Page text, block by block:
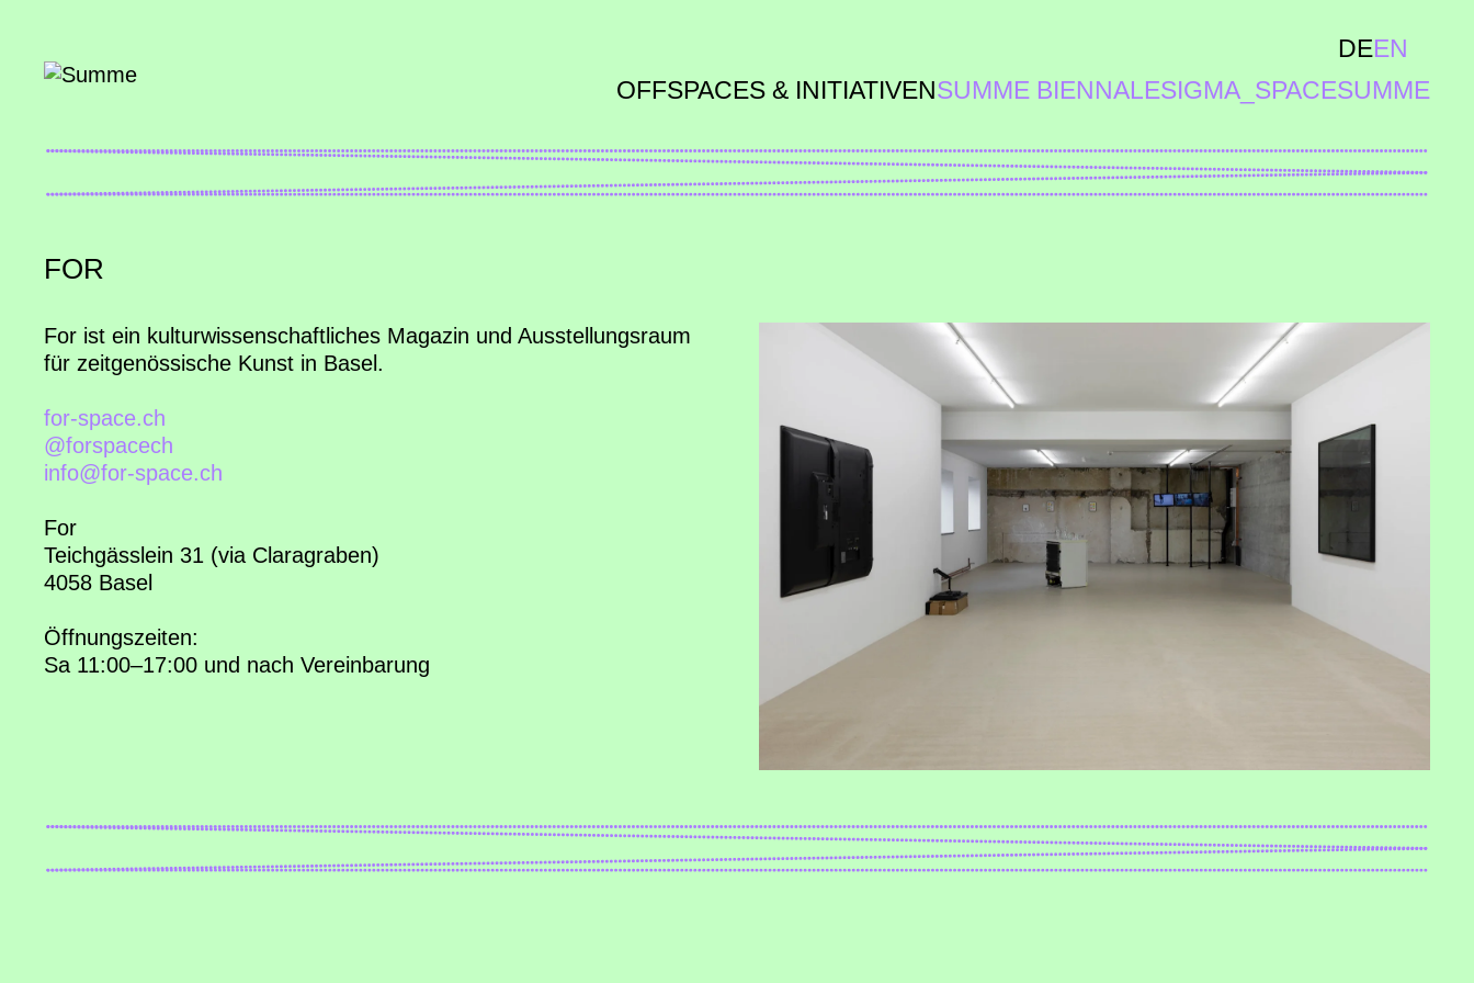
DEEN
OFFSPACES & INITIATIVENSUMME BIENNALESIGMA_SPACESUMME
FOR
For ist ein kulturwissenschaftliches Magazin und Ausstellungsraum
für zeitgenössische Kunst in Basel.
for-space.ch
@forspacech
info@for-space.ch
For
Teichgässlein 31 (via Claragraben)
4058 Basel
Öffnungszeiten:
Sa 11:00–17:00 und nach Vereinbarung